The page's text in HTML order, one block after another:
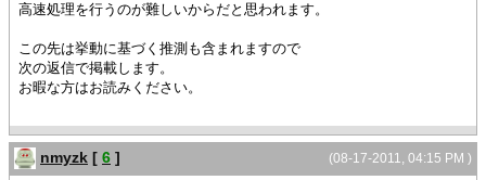
高速処理を行うのが難しいからだと思われます。
この先は挙動に基づく推測も含まれますので
次の返信で掲載します。
お暇な方はお読みください。
(08-17-2011, 04:15 PM )
nmyzk [ 6 ]